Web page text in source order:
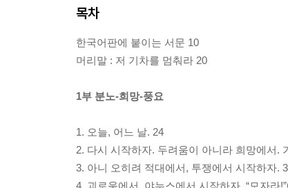
목차
한국어판에 붙이는 서문 10
머리말 : 저 기차를 멈춰라 20
1부 분노-희망-풍요
1. 오늘, 어느 날. 24
2. 다시 시작하자. 두려움이 아니라 희망에서.
3. 아니 오히려 적대에서, 투쟁에서 시작하자.
4. 괴로움에서, 야누스에서 시작하자. “모자라